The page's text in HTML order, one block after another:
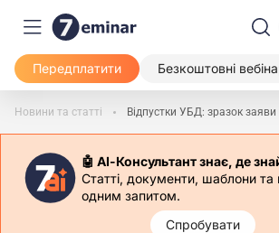
Передплатити Безкоштовні
Новини та статті Відпустки УБД: зразок заяви
🤖 АІ-Консультант знає, де
Статті, документи, шаблони та
одним запитом.
Спробувати